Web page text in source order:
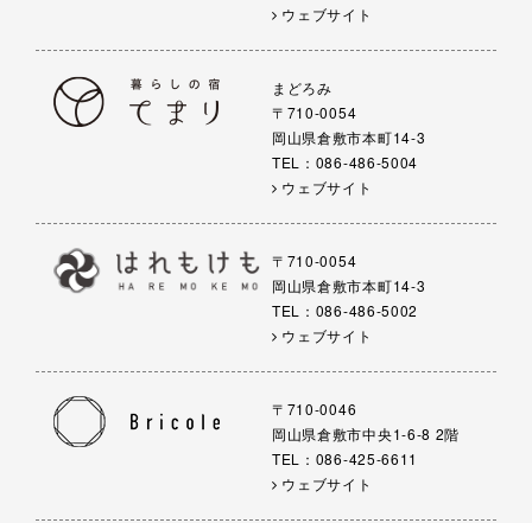
ウェブサイト
まどろみ
〒710-0054
岡山県倉敷市本町14-3
TEL：086-486-5004
ウェブサイト
〒710-0054
岡山県倉敷市本町14-3
TEL：086-486-5002
ウェブサイト
〒710-0046
岡山県倉敷市中央1-6-8 2階
TEL：086-425-6611
ウェブサイト